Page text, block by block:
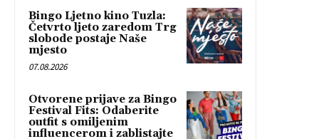
Bingo Ljetno kino Tuzla:
Četvrto ljeto zaredom Trg
slobode postaje Naše
mjesto
07.08.2026
Otvorene prijave za Bingo
Festival Fits: Odaberite
outfit s omiljenim
influencerom i zablistajte